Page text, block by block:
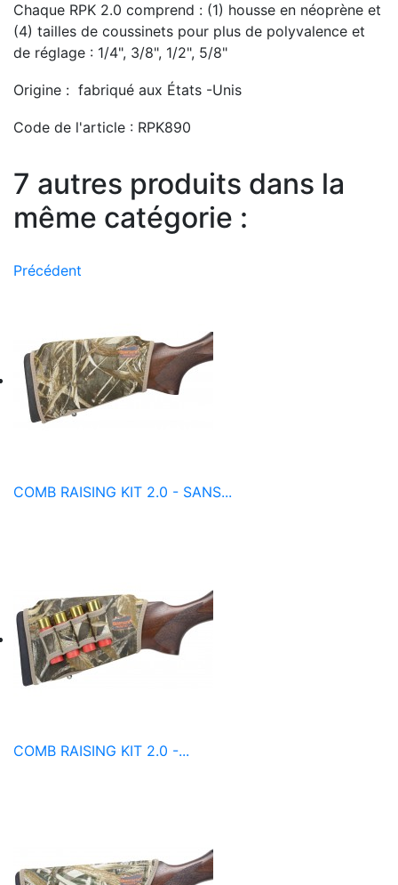
Chaque RPK 2.0 comprend : (1) housse en néoprène et
(4) tailles de coussinets pour plus de polyvalence et
de réglage : 1/4", 3/8", 1/2", 5/8"
Origine : fabriqué aux États -Unis
Code de l'article : RPK890
7 autres produits dans la
même catégorie :
Précédent
COMB RAISING KIT 2.0 - SANS...
COMB RAISING KIT 2.0 -...